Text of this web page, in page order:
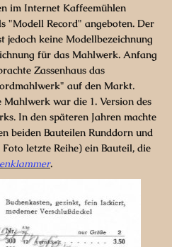
im Internet Kaffeemühlen
"Modell Record" angeboten. Der
jedoch keine Modellbezeichnung
für das Mahlwerk. Anfang
Zassenhaus das
auf den Markt.
Mahlwerk war die 1. Version des
In den späteren Jahren machte
beiden Bauteilen Runddorn und
letzte Reihe) ein Bauteil, die
.